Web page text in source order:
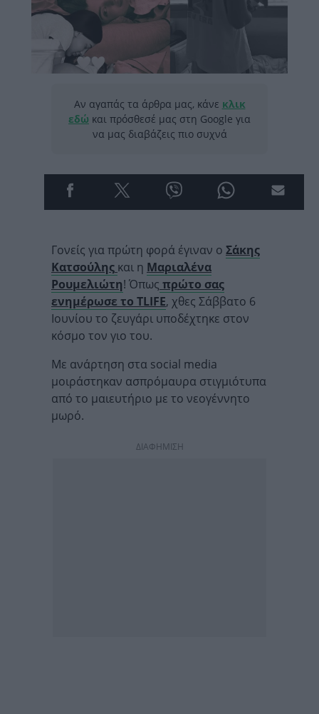
Αν αγαπάς τα άρθρα μας, κάνε κλικ
εδώ και πρόσθεσέ μας στη Google για
να μας διαβάζεις πιο συχνά
Γονείς για πρώτη φορά έγιναν ο Σάκης
Κατσούλης και η Μαριαλένα
Ρουμελιώτη! Όπως πρώτο σας
ενημέρωσε το TLIFE, χθες Σάββατο 6
Ιουνίου το ζευγάρι υποδέχτηκε στον
κόσμο τον γιο του.
Με ανάρτηση στα social media
μοιράστηκαν ασπρόμαυρα στιγμιότυπα
από το μαιευτήριο με το νεογέννητο
μωρό.
ΔΙΑΦΗΜΙΣΗ